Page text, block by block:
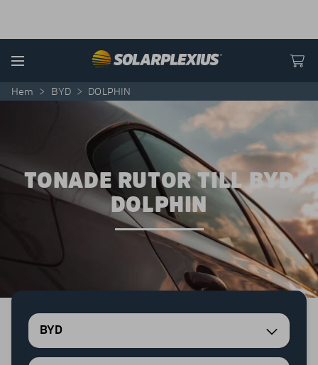
Menu
Hem > BYD > DOLPHIN
TONADE RUTOR TILL BYD
DOLPHIN
BYD